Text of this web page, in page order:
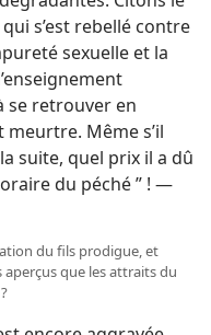
s’est rebellé contre
sexuelle et la
se retrouver en
Même s’il
suite, quel prix il a dû
du péché ” ! —
du fils prodigue, et
que les attraits du